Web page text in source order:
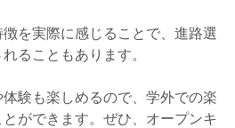
を実際に感じることで、進路選
ることもあります。
験も楽しめるので、学外での楽
ができます。ぜひ、オープンキ